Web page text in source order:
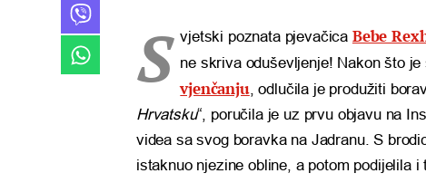
S vjetski poznata pjevačica Bebe
ne skriva oduševljenje! Nakon što
vjenčanju, odlučila je produžiti
Hrvatsku“, poručila je uz prvu objavu na
videa sa svog boravka na Jadranu. S
istaknuo njezine obline, a potom podijelila